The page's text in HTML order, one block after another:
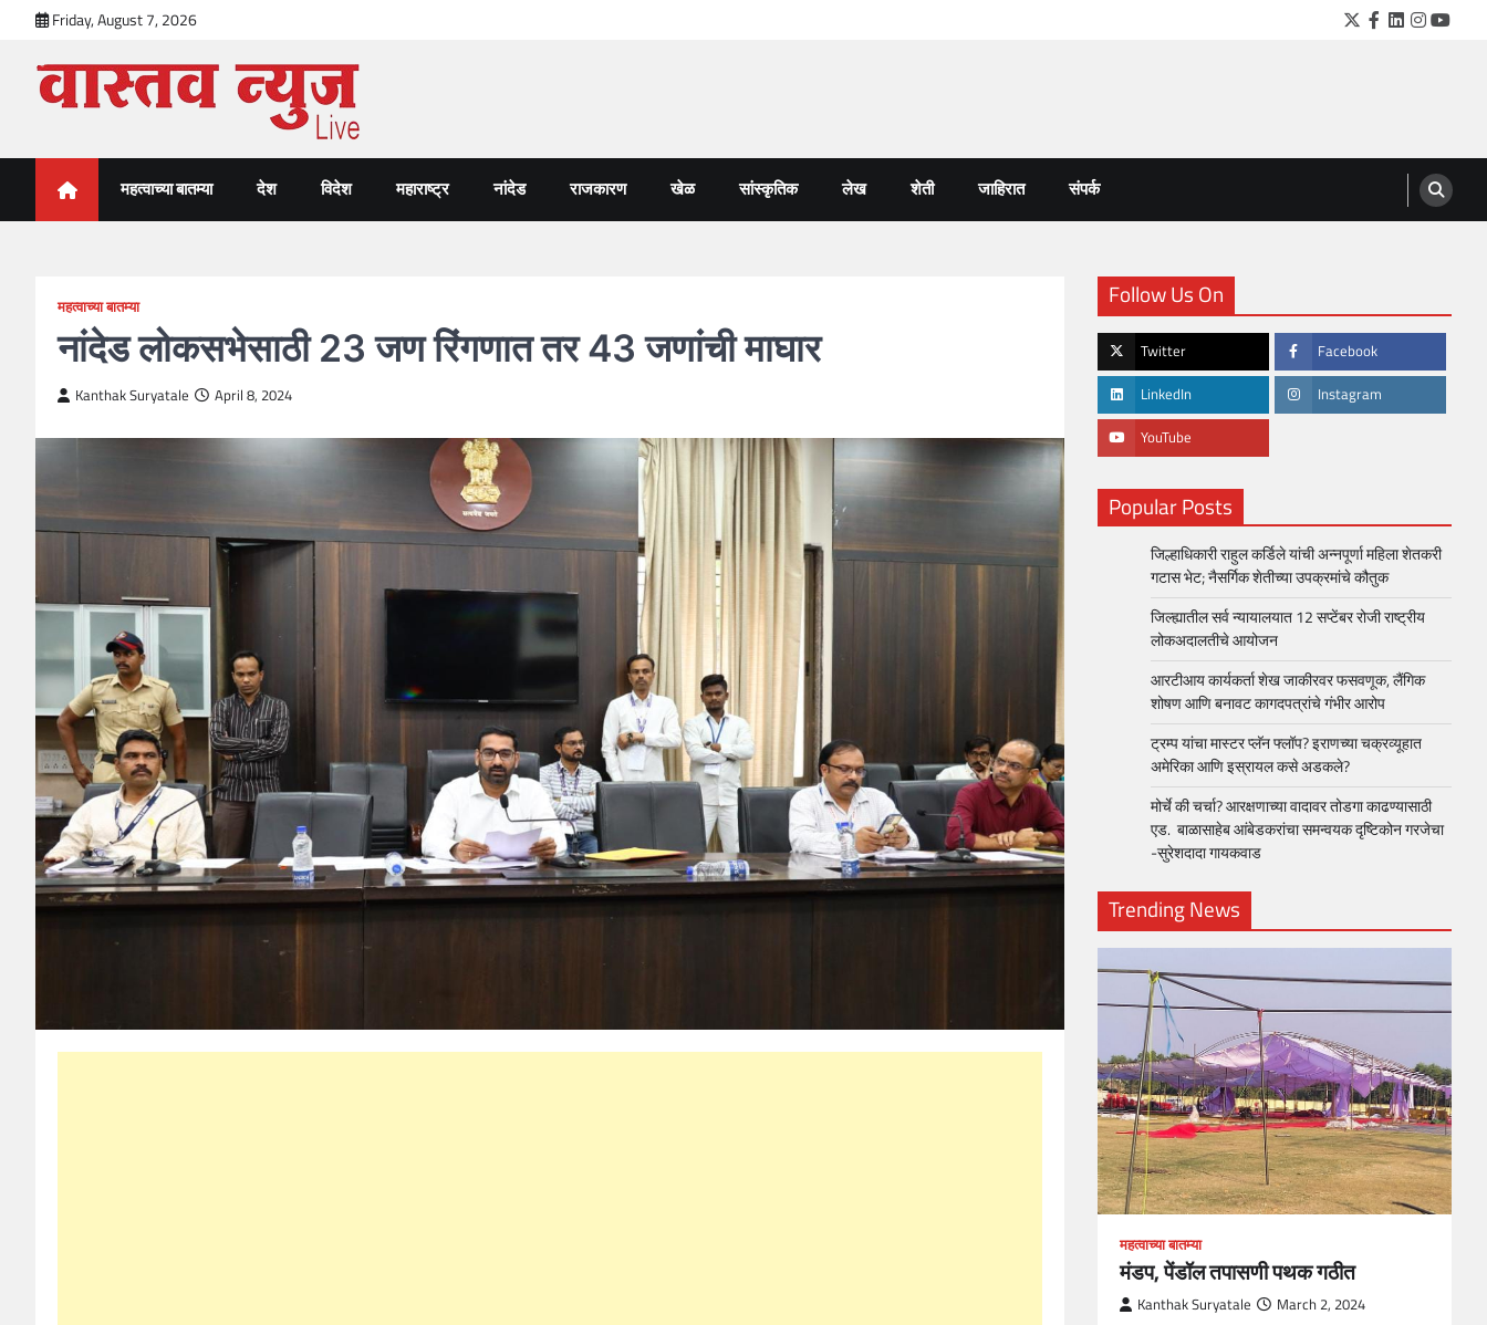
content
Friday, August 7, 2026 Twitter
Facebook
LinkedIn
VastavNEWSLive.com
महत्वाच्या बातम्या देश विदेश महाराष्ट्र नांदेड राजकारण खेळ सांस्कृतिक लेख शेती जाहिरात संपर्क
महत्वाच्या बातम्या
नांदेड लोकसभेसाठी 23 जण रिंगणात तर 43 जणांची माघार
Kanthak Suryatale April 8, 2024
Follow Us On
Twitter Facebook
LinkedIn Instagram
YouTube
Popular Posts
जिल्हाधिकारी राहुल कर्डिले यांची अन्नपूर्णा महिला शेतकरी
गटास भेट; नैसर्गिक शेतीच्या उपक्रमांचे कौतुक
जिल्ह्यातील सर्व न्यायालयात 12 सप्टेंबर रोजी राष्ट्रीय
लोकअदालतीचे आयोजन
आरटीआय कार्यकर्ता शेख जाकीरवर फसवणूक, लैंगिक
शोषण आणि बनावट कागदपत्रांचे गंभीर आरोप
ट्रम्प यांचा मास्टर प्लॅन फ्लॉप? इराणच्या चक्रव्यूहात
अमेरिका आणि इस्रायल कसे अडकले?
मोर्चे की चर्चा? आरक्षणाच्या वादावर तोडगा काढण्यासाठी
एड. बाळासाहेब आंबेडकरांचा समन्वयक दृष्टिकोन गरजेचा
-सुरेशदादा गायकवाड
Trending News
How to Become One, Salary, Skills
महत्वाच्या बातम्या
मंडप, पेंडॉल तपासणी पथक गठीत
Kanthak Suryatale March 2, 2024